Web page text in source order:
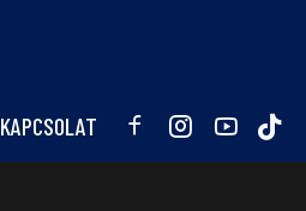
KAPCSOLAT